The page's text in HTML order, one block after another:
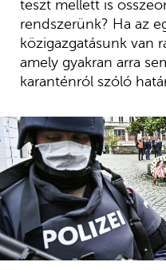
teszt mellett is
rendszerünk? Ha az
közigazgatásunk van
amely gyakran arra
karanténról szóló